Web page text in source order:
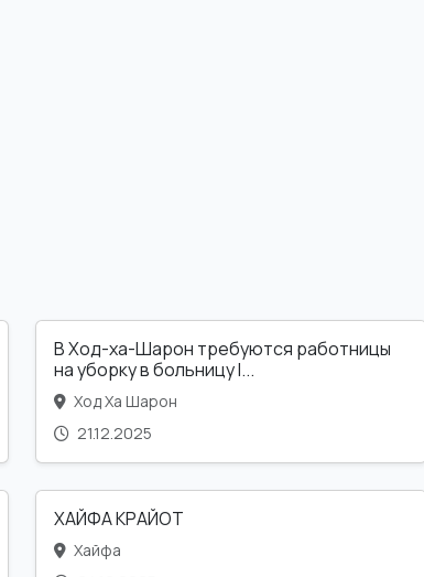
В Ход-ха-Шарон требуются работницы
на уборку в больницу l...
Ход Ха Шарон
21.12.2025
ХАЙФА КРАЙОТ
Хайфа